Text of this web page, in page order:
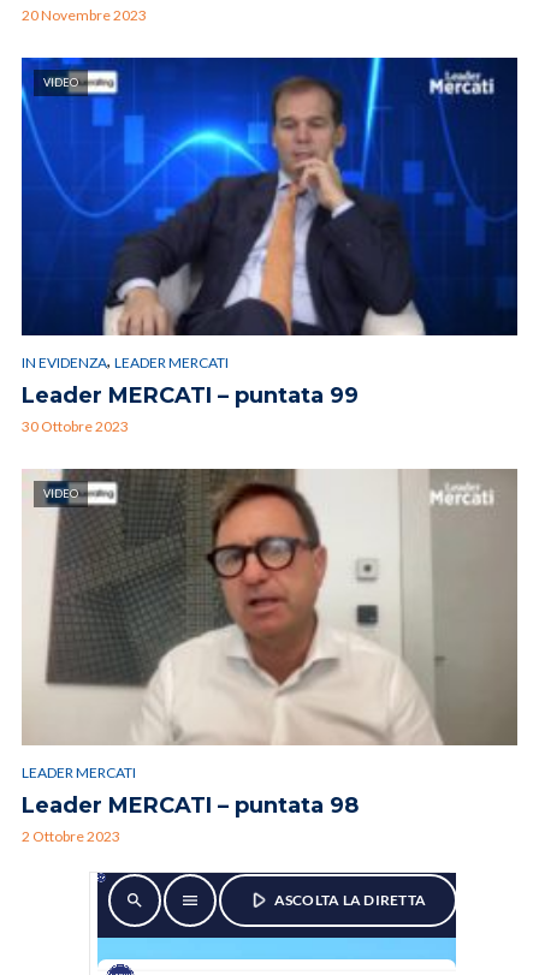
20 Novembre 2023
VIDEO
IN EVIDENZA, LEADER MERCATI
Leader MERCATI – puntata 99
30 Ottobre 2023
VIDEO
LEADER MERCATI
Leader MERCATI – puntata 98
2 Ottobre 2023